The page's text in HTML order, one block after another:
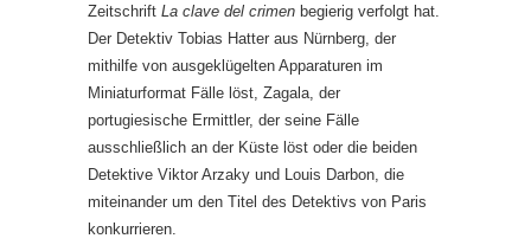
Zeitschrift La clave del crimen begierig verfolgt hat.
Der Detektiv Tobias Hatter aus Nürnberg, der
mithilfe von ausgeklügelten Apparaturen im
Miniaturformat Fälle löst, Zagala, der
portugiesische Ermittler, der seine Fälle
ausschließlich an der Küste löst oder die beiden
Detektive Viktor Arzaky und Louis Darbon, die
miteinander um den Titel des Detektivs von Paris
konkurrieren.